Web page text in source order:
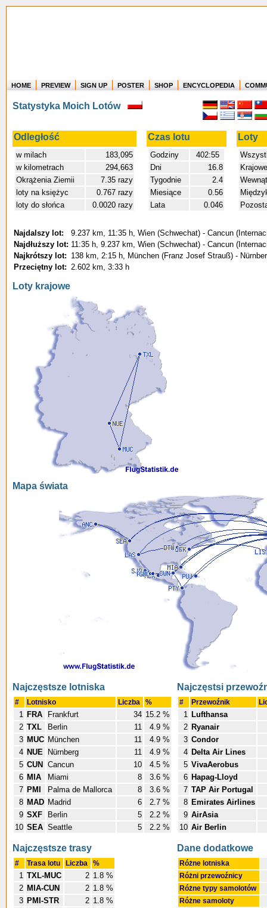
Where in the world have you flown?
How long have you been in the air?
Create your own FlightMemory and see!
HOME PREVIEW SIGN UP POSTER SHOP ENCYCLOPEDIA
Statystyka Moich Lotów
Odległość Czas lotu Loty
w milach
183,095
w kilometrach
294,663
Okrążenia Ziemii
7.35 razy
loty na księżyc
0.767 razy
loty do słońca
0.0020 razy
Godziny
402:55
Dni
16.8
Tygodnie
2.4
Miesiące
0.56
Lata
0.046
Krajowe
Najdalszy lot:
9.237 km, 11:35 h, Wien (Schwechat) - Cancun
Najdłuższy lot: 11:35 h, 9.237 km, Wien (Schwechat) - Cancun
Najkrótszy lot: 138 km, 2:15 h, München (Franz Josef Strauß) -
Przeciętny lot: 2.602 km, 3:33 h
Loty krajowe
Mapa świata
Najczęstsze lotniska
# Lotnisko Liczba %
1 FRA Frankfurt 34 15.2 %
2 TXL Berlin 11
4.9 %
3 MUC München 11
4.9 %
4 NUE Nürnberg 11
4.9 %
5 CUN Cancun 10
4.5 %
6 MIA Miami 8
3.6 %
7 PMI Palma de Mallorca 8
3.6 %
8 MAD Madrid 6
2.7 %
9 SXF Berlin 5
2.2 %
10 SEA Seattle 5 2.2 %
Najczęstsi
# Przewoźnik
1 Lufthansa
2 Ryanair
3 Condor
4 Delta Air Lines
5 VivaAerobus
6 Hapag-Lloyd
7 TAP Air Portugal
8 Emirates Airlines
9 AirAsia
10 Air Berlin
Najczęstsze trasy
# Trasa lotu Liczba %
1 TXL-MUC 2 1.8 %
2 MIA-CUN 2 1.8 %
3 PMI-STR 2 1.8 %
Dane dodatkowe
Różne lotniska
Różni przewoźnicy
Różne typy samolotów
Różne samoloty